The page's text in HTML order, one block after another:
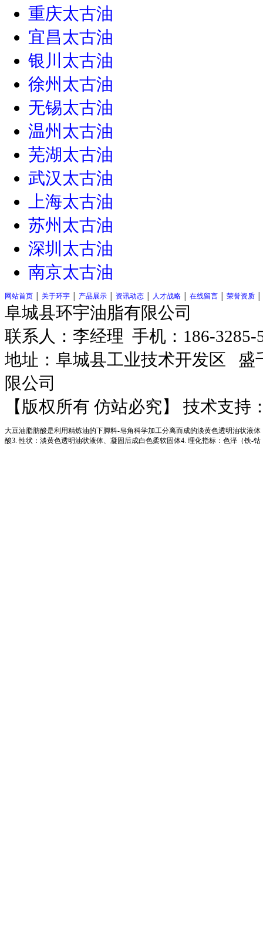
重庆太古油
宜昌太古油
银川太古油
徐州太古油
无锡太古油
温州太古油
芜湖太古油
武汉太古油
上海太古油
苏州太古油
深圳太古油
南京太古油
网站首页 关于环宇 产品展示 资讯动态 人才战略 在线留言 荣誉资质
阜城县环宇油脂有限公司
联系人：李经理 手机：186-
地址：阜城县工业技术开发区 盛
限公司
【版权所有 仿站必究】 技术支持
大豆油脂肪酸是利用精炼油的下脚料-皂角科学加工分离而成的淡黄色透明油状液
酸3. 性状：淡黄色透明油状液体、凝固后成白色柔软固体4. 理化指标：色泽（铁-钴